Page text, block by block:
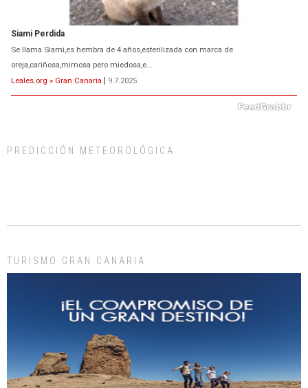
ADOPCIÓN URGENTE GATA TEROR GRAN CANARIA
El ayuntamiento se va a llevar a Los Gatos callejeros de la zona los próximos
días, ella incluida...
Leales.org » Gran Canaria | 9.7.2025
manso y extremadamente cari...
Adopción urgente
Busco adopción responsable para mi perra. Pastor alemán, hembra, 4 años. Por
motivos personales ...
PREDICCIÓN METEOROLÓGICA
TURISMO GRAN CANARIA